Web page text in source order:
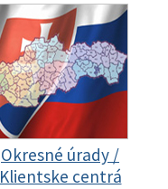
Okresné úrady /
Klientske centrá